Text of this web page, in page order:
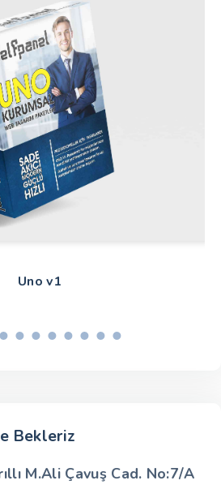
Uno v1
Bekleriz
M.Ali Çavuş Cad. No:7/A